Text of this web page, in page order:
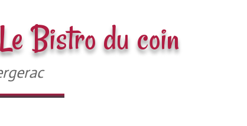
Bistro du coin